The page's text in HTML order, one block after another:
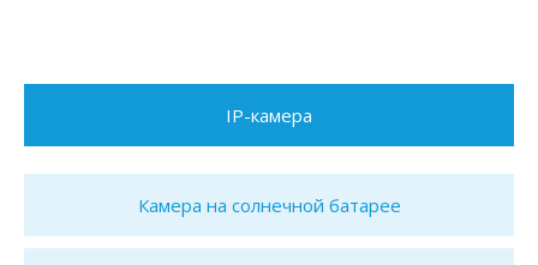
IP-камера
Камера на солнечной батарее